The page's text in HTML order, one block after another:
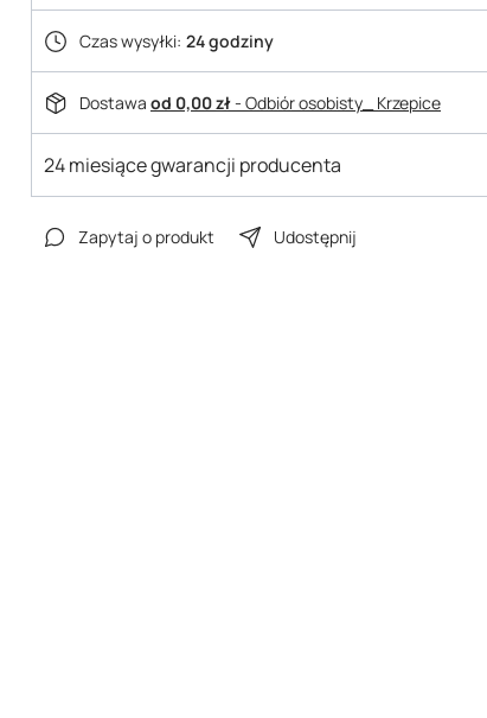
Czas wysyłki: 24 godziny
Dostawa od 0,00 zł- Odbiór osobisty_ Krzepice
24 miesiące gwarancji producenta
Zapytaj o produkt Udostępnij